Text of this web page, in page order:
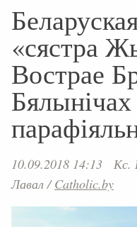
«сястра
Вострае
10.09.2018 14:13 Кс.
Лавал /Catholic.by